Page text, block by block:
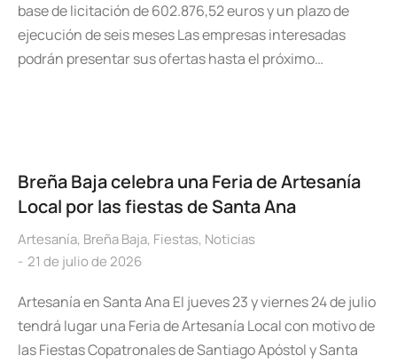
base de licitación de 602.876,52 euros y un plazo de
ejecución de seis meses Las empresas interesadas
podrán presentar sus ofertas hasta el próximo…
Breña Baja celebra una Feria de Artesanía
Local por las fiestas de Santa Ana
Artesanía, Breña Baja, Fiestas, Noticias
21 de julio de 2026
Artesanía en Santa Ana El jueves 23 y viernes 24 de julio
tendrá lugar una Feria de Artesanía Local con motivo de
las Fiestas Copatronales de Santiago Apóstol y Santa